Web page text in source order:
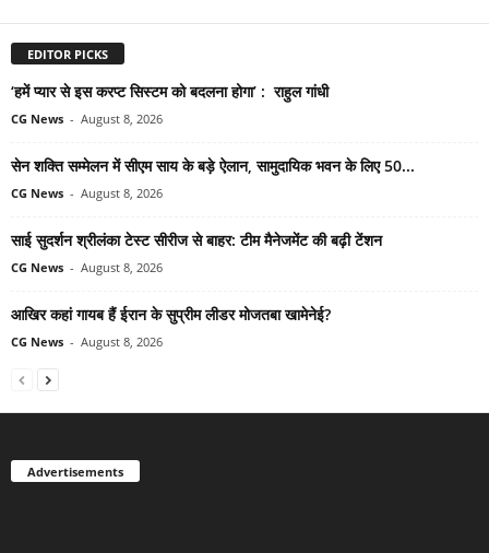
EDITOR PICKS
‘हमें प्यार से इस करप्ट सिस्टम को बदलना होगा’ : राहुल गांधी
CG News - August 8, 2026
सेन शक्ति सम्मेलन में सीएम साय के बड़े ऐलान, सामुदायिक भवन के लिए 50...
CG News - August 8, 2026
साई सुदर्शन श्रीलंका टेस्ट सीरीज से बाहर: टीम मैनेजमेंट की बढ़ी टेंशन
CG News - August 8, 2026
आखिर कहां गायब हैं ईरान के सुप्रीम लीडर मोजतबा खामेनेई?
CG News - August 8, 2026
Advertisements